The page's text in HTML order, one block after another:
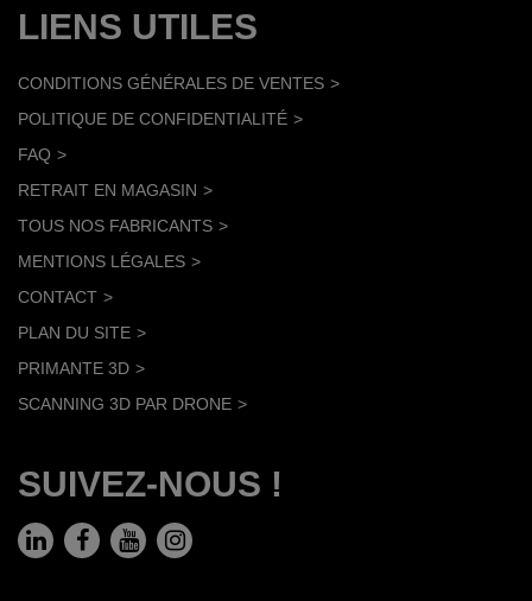
LIENS UTILES
CONDITIONS GÉNÉRALES DE VENTES
POLITIQUE DE CONFIDENTIALITÉ
FAQ
RETRAIT EN MAGASIN
TOUS NOS FABRICANTS
MENTIONS LÉGALES
CONTACT
PLAN DU SITE
PRIMANTE 3D
SCANNING 3D PAR DRONE
SUIVEZ-NOUS !